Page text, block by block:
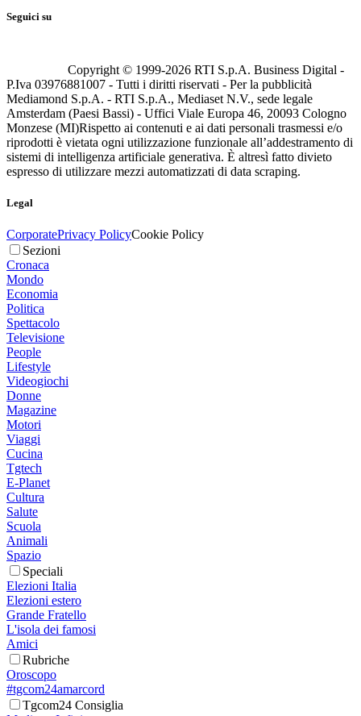
Seguici su
Copyright © 1999-2026 RTI S.p.A. Business Digital -
P.Iva 03976881007 - Tutti i diritti riservati - Per la pubblicità
Mediamond S.p.A. - RTI S.p.A., Mediaset N.V., sede legale
Amsterdam (Paesi Bassi) - Uffici Viale Europa 46, 20093 Cologno
Monzese (MI)Rispetto ai contenuti e ai dati personali trasmessi e/o
riprodotti è vietata ogni utilizzazione funzionale all’addestramento di
sistemi di intelligenza artificiale generativa. È altresì fatto divieto
espresso di utilizzare mezzi automatizzati di data scraping.
Legal
CorporatePrivacy PolicyCookie Policy
Sezioni
Cronaca
Mondo
Economia
Politica
Spettacolo
Televisione
People
Lifestyle
Videogiochi
Donne
Magazine
Motori
Viaggi
Cucina
Tgtech
E-Planet
Cultura
Salute
Scuola
Animali
Spazio
Speciali
Elezioni Italia
Elezioni estero
Grande Fratello
L'isola dei famosi
Amici
Rubriche
Oroscopo
#tgcom24amarcord
Tgcom24 Consiglia